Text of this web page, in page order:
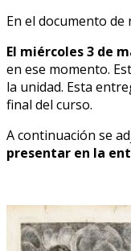
En el documento
El miércoles 3 de
en ese momento.
la unidad. Esta
final del curso.
A continuación se
presentar en la